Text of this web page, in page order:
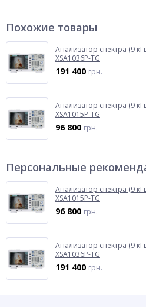
Похожие товары
Анализатор спектра (9
XSA1036P-TG
191 400 грн.
Анализатор спектра (9
XSA1015P-TG
96 800 грн.
Персональные
Анализатор спектра (9
XSA1015P-TG
96 800 грн.
Анализатор спектра (9
XSA1036P-TG
191 400 грн.